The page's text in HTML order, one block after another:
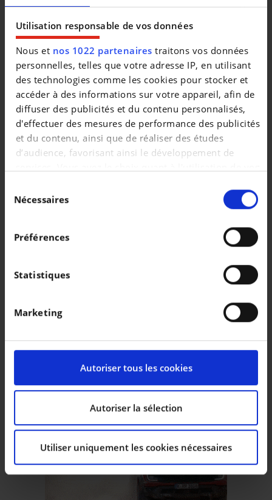
Utilisation responsable de vos données
Nous et nos 1022 partenaires traitons vos données
personnelles, telles que votre adresse IP, en utilisant
des technologies comme les cookies pour stocker et
accéder à des informations sur votre appareil, afin de
diffuser des publicités et du contenu personnalisés,
d'effectuer des mesures de performance des publicités
et du contenu, ainsi que de réaliser des études
d’audience, favorisant ainsi le développement de
services. Vous avez le choix quant à l'utilisation de vos
retirer votre consentement à tout moment en
consultant la Déclaration relative aux cookies ou en
Collecter des informations sur votre localisation
géographique qui peuvent être précises à plusieurs
Identifier votre appareil en l'analysant
spécifiques (empreintes digitales).
Pour en savoir plus sur le traitement de vos données
personnelles et définir vos préférences, reportez-vous
à lasection « Détails ». Vous pouvez modifier ou
retirer votre consentement à tout moment à partir de
Les cookies nous permettent de personnaliser le
contenu et les annonces, d’offrir des fonctionnalités
relatives aux médias sociaux et d’analyser notre trafic.
Nous partageons également des informations sur
duNécessaires
Préférences
Statistiques
Marketing
Autoriser tous les cookies
Autoriser la sélection
Utiliser uniquement les cookies nécessaires
Véhicules similaires
87.000 km